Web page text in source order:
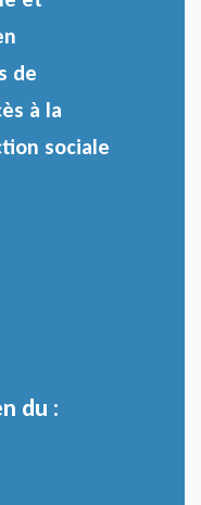
de
à la
sociale
du :